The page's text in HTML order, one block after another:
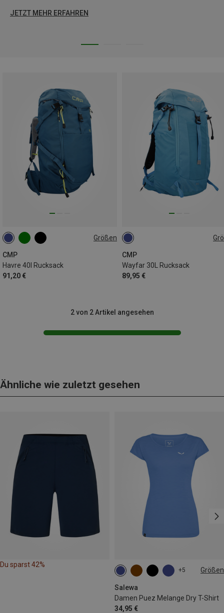
JETZT MEHR ERFAHREN
Größen
CMP
Havre 40l Rucksack
91,20 €
40L
CMP
Wayfar 30L Rucksack
89,95 €
30L
2 von 2 Artikel angesehen
Ähnliche wie zuletzt gesehen
Du sparst 42%
+5 Größen
Salewa
Damen Puez Melange Dry T-Shirt
34,95 €
XS S M